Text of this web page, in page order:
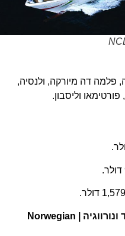
ברצלונה, פלמה דה מיורקה, ולנסיה,
וליסבון.
צפון אירופה – איסלנד, סקוטלנד ונורווגיה | Norwegian